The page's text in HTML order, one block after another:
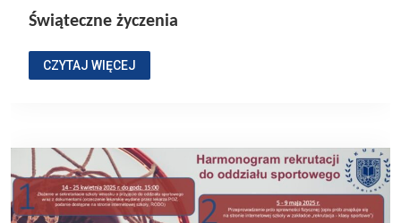
Świąteczne życzenia
CZYTAJ WIĘCEJ